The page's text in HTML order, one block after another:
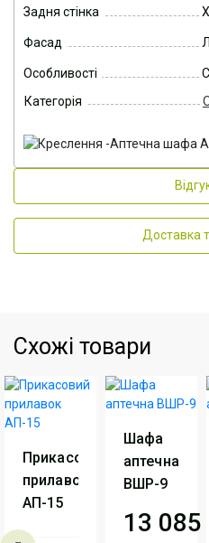
Задня стінка
Фасад
Особливості
Категорія
Доставка
Схожі товари
Прикасовий
прилавок
АП-15
Шафа
аптечна
ВШР-9
13 085